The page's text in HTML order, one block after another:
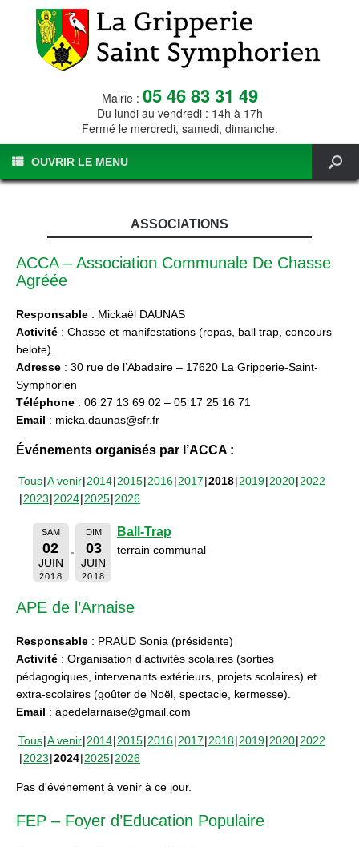
Mairie : 05 46 83 31 49
Du lundi au vendredi : 14h à 17h
Fermé le mercredi, samedi, dimanche.
OUVRIR LE MENU
ASSOCIATIONS
ACCA – Association Communale De Chasse
Agréée
Responsable : Mickaël DAUNAS
Activité : Chasse et manifestations (repas, ball trap, concours
belote).
Adresse : 30 rue de l’Abadaire – 17620 La Gripperie-Saint-
Symphorien
Téléphone : 06 27 13 69 02 – 05 17 25 16 71
Email : micka.daunas@sfr.fr
Événements organisés par l’ACCA :
Tous A venir 2014 2015 2016 2017 2018 2019 2020 2022
2023 2024 2025 2026
SAM
02
JUIN
2018
DIM
03
JUIN
2018
Ball-Trap
terrain communal
APE de l’Arnaise
Responsable : PRAUD Sonia (présidente)
Activité : Organisation d’activités scolaires (sorties
pédagogiques, intervenants extérieurs, projets scolaires) et
extra-scolaires (goûter de Noël, spectacle, kermesse).
Email : apedelarnaise@gmail.com
Tous A venir 2014 2015 2016 2017 2018 2019 2020 2022
2023 2024 2025 2026
Pas d'événement à venir à ce jour.
FEP – Foyer d’Education Populaire